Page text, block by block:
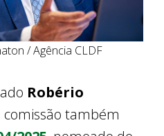
/ Agência CLDF
Robério
comissão também